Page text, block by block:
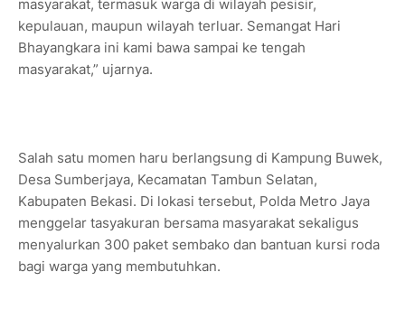
masyarakat, termasuk warga di wilayah pesisir,
kepulauan, maupun wilayah terluar. Semangat Hari
Bhayangkara ini kami bawa sampai ke tengah
masyarakat,” ujarnya.
Salah satu momen haru berlangsung di Kampung Buwek,
Desa Sumberjaya, Kecamatan Tambun Selatan,
Kabupaten Bekasi. Di lokasi tersebut, Polda Metro Jaya
menggelar tasyakuran bersama masyarakat sekaligus
menyalurkan 300 paket sembako dan bantuan kursi roda
bagi warga yang membutuhkan.